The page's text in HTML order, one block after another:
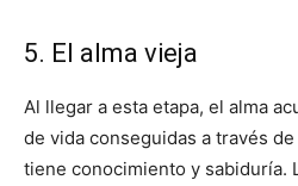
5. El alma vieja
Al llegar a esta etapa, el alma
de vida conseguidas a través
tiene conocimiento y sabiduría.